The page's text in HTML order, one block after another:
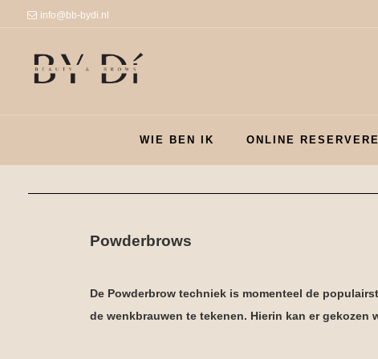
info@bb-bydi.nl
WIE BEN IK ONLINE
Powderbrows
De Powderbrow techniek is momenteel de
de wenkbrauwen te tekenen. Hierin kan er